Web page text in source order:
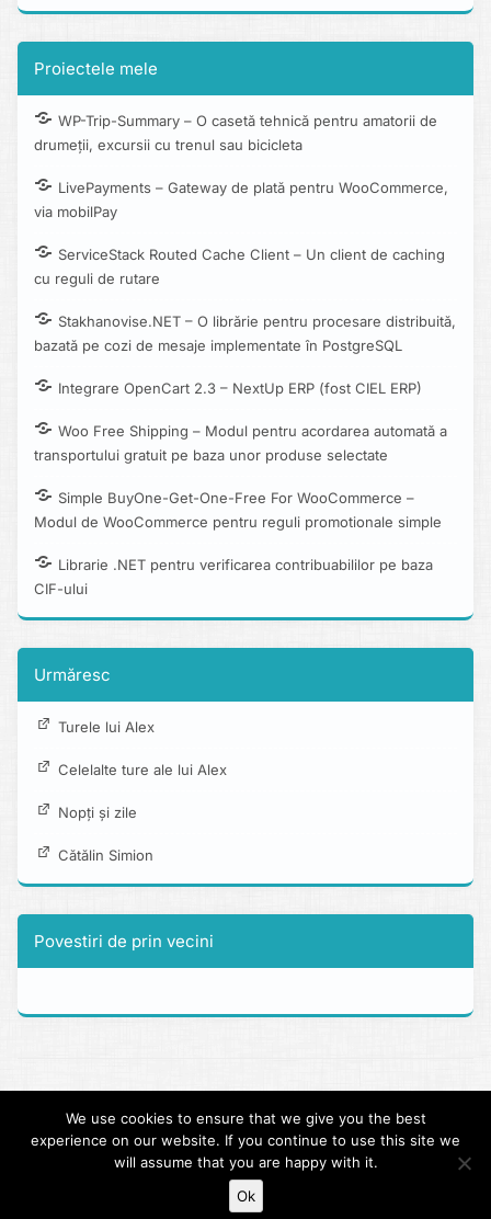
Proiectele mele
WP-Trip-Summary – O casetă tehnică pentru amatorii de
drumeții, excursii cu trenul sau bicicleta
LivePayments – Gateway de plată pentru WooCommerce,
via mobilPay
ServiceStack Routed Cache Client – Un client de caching
cu reguli de rutare
Stakhanovise.NET – O librărie pentru procesare distribuită,
bazată pe cozi de mesaje implementate în PostgreSQL
Integrare OpenCart 2.3 – NextUp ERP (fost CIEL ERP)
Woo Free Shipping – Modul pentru acordarea automată a
transportului gratuit pe baza unor produse selectate
Simple BuyOne-Get-One-Free For WooCommerce –
Modul de WooCommerce pentru reguli promotionale simple
Librarie .NET pentru verificarea contribuabililor pe baza
CIF-ului
Urmăresc
Turele lui Alex
Celelalte ture ale lui Alex
Nopți și zile
Cătălin Simion
Povestiri de prin vecini
Tema dezvolata peste clasicul Twenty Twelve.
Jurnale de tura
documentate folosind WP-Trip-Summary.
Scris cu parapon in Bucuresti.
We use cookies to ensure that we give you the best
experience on our website. If you continue to use this site we
will assume that you are happy with it.
Ok